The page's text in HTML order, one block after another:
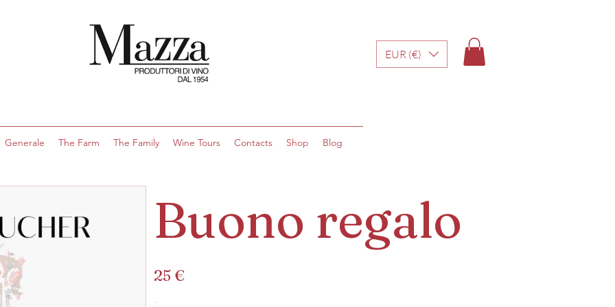
EUR (€)
Generale The Farm The Family Wine Tours Contacts Shop Blog
Buono regalo
25 €